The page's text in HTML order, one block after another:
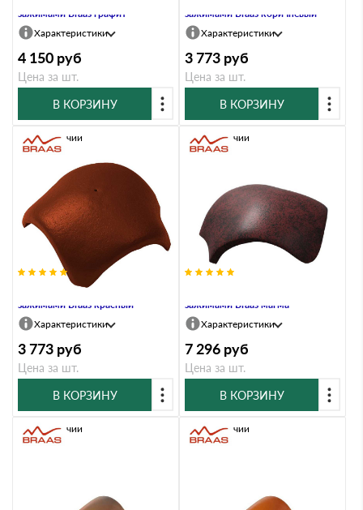
зажимами Braas графит
Характеристики
4 150 руб
Цена за шт.
В КОРЗИНУ
зажимами Braas коричневый
Характеристики
3 773 руб
Цена за шт.
В КОРЗИНУ
Вальмовая черепица с 3
зажимами Braas красный
В наличии
Характеристики
3 773 руб
Цена за шт.
В КОРЗИНУ
зажимами Braas магма
В наличии
Характеристики
7 296 руб
Цена за шт.
В КОРЗИНУ
В наличии В наличии